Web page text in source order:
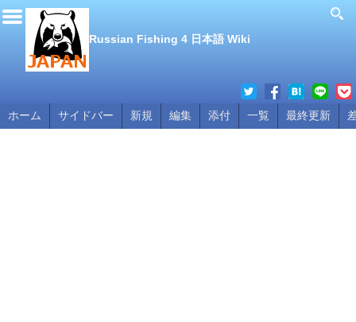
Russian Fishing 4 日本語 Wiki
ホーム サイドバー 新規 編集 添付 一覧 最終更新